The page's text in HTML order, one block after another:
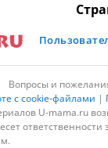
Вопросы и
с cookie-файлами |
U-mama.ru